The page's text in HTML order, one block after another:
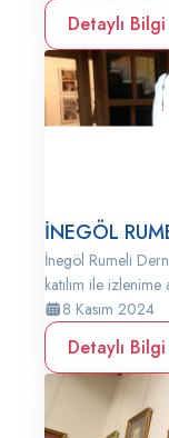
Detaylı Bilgi
İNEGÖL
İnegöl Rumeli
katılım ile izlenime
8 Kasım 2024
Detaylı Bilgi